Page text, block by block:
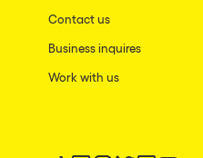
Contact us
Business inquires
Work with us